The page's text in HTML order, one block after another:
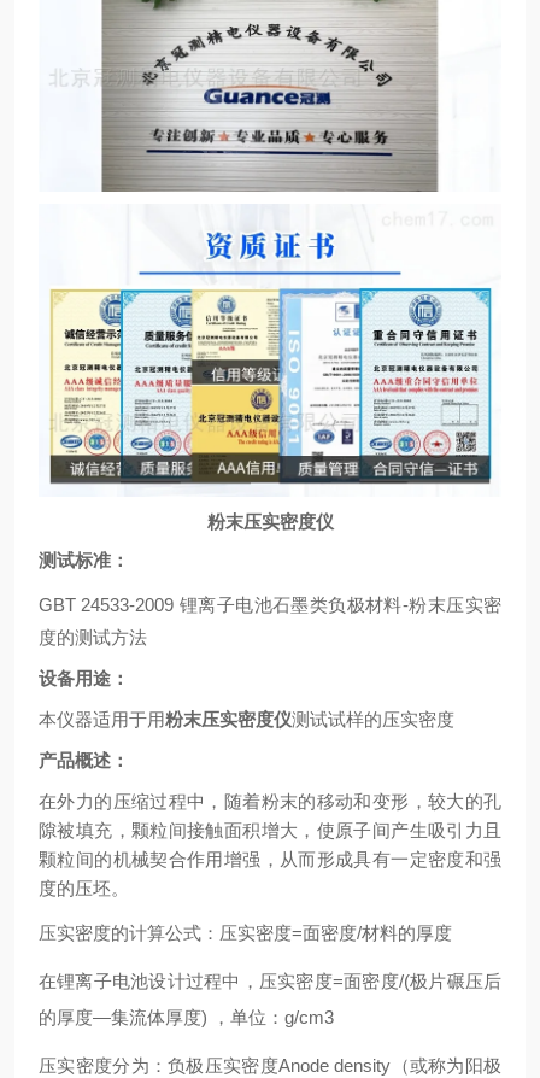
粉末压实密度仪
测试标准：
GBT 24533-2009 锂离子电池石墨类负极材料-粉末压实密
度的测试方法
设备用途：
本仪器适用于用粉末压实密度仪测试试样的压实密度
产品概述：
在外力的压缩过程中，随着粉末的移动和变形，较大的孔
隙被填充，颗粒间接触面积增大，使原子间产生吸引力且
颗粒间的机械契合作用增强，从而形成具有一定密度和强
度的压坯。
压实密度的计算公式：压实密度=面密度/材料的厚度
在锂离子电池设计过程中，压实密度=面密度/(极片碾压后
的厚度—集流体厚度) ，单位： g/cm3
压实密度分为：负极压实密度Anode density （或称为阳极